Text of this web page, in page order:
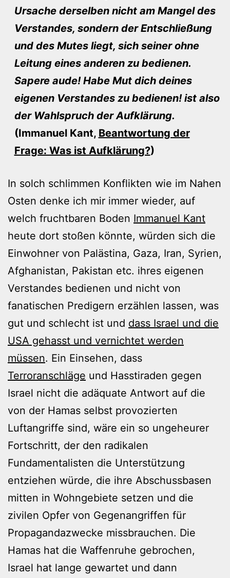
Ursache derselben nicht am Mangel des
Verstandes, sondern der Entschließung
und des Mutes liegt, sich seiner ohne
Leitung eines anderen zu bedienen.
Sapere aude! Habe Mut dich deines
eigenen Verstandes zu bedienen! ist also
der Wahlspruch der Aufklärung.
(Immanuel Kant, Beantwortung der
Frage: Was ist Aufklärung?)
In solch schlimmen Konflikten wie im Nahen
Osten denke ich mir immer wieder, auf
welch fruchtbaren Boden Immanuel Kant
heute dort stoßen könnte, würden sich die
Einwohner von Palästina, Gaza, Iran, Syrien,
Afghanistan, Pakistan etc. ihres eigenen
Verstandes bedienen und nicht von
fanatischen Predigern erzählen lassen, was
gut und schlecht ist und dass Israel und die
USA gehasst und vernichtet werden
müssen. Ein Einsehen, dass
Terroranschläge und Hasstiraden gegen
Israel nicht die adäquate Antwort auf die
von der Hamas selbst provozierten
Luftangriffe sind, wäre ein so ungeheurer
Fortschritt, der den radikalen
Fundamentalisten die Unterstützung
entziehen würde, die ihre Abschussbasen
mitten in Wohngebiete setzen und die
zivilen Opfer von Gegenangriffen für
Propagandazwecke missbrauchen. Die
Hamas hat die Waffenruhe gebrochen,
Israel hat lange gewartet und dann